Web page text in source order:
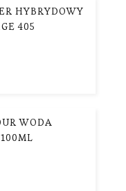
HYBRYDOWY
405
WODA